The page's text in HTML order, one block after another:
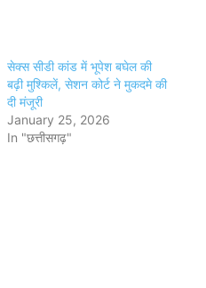
सेक्स सीडी कांड में भूपेश बघेल की
बढ़ी मुश्किलें, सेशन कोर्ट ने मुकदमे की
दी मंजूरी
January 25, 2026
In "छत्तीसगढ़"